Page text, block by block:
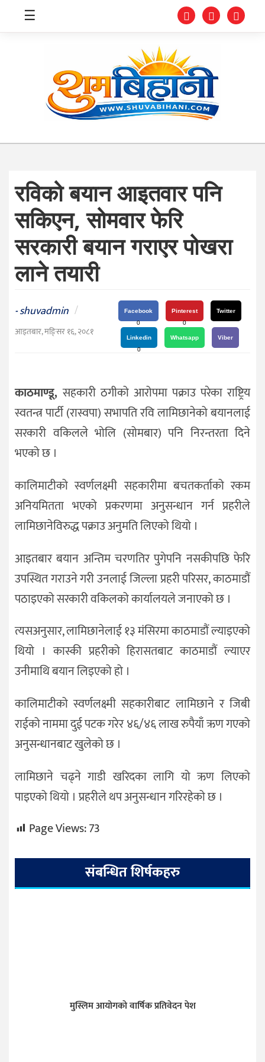
स्वास्थ्य
शिक्षा
संघीय
प्रविधि
जीवनशैली
दर्शन
संस्कृति
विचार
☰
रविको बयान आइतवार पनि
सकिएन, सोमवार फेरि
सरकारी बयान गराएर पोखरा
लाने तयारी
-shuvadmin /
आइतबार, मङि्सर १६, २०८१
Facebook
0
Pinterest
0
Twitter
Linkedin
0
Whatsapp Viber
काठमाण्डू,सहकारी ठगीको आरोपमा पक्राउ परेका राष्ट्रिय
स्वतन्त्र पार्टी (रास्वपा) सभापति रवि लामिछानेको बयानलाई
सरकारी वकिलले भोलि (सोमबार) पनि निरन्तरता दिने
भएको छ ।
कालिमाटीको स्वर्णलक्ष्मी सहकारीमा बचतकर्ताको रकम
अनियमितता भएको प्रकरणमा अनुसन्धान गर्न प्रहरीले
लामिछानेविरुद्ध पक्राउ अनुमति लिएको थियो ।
आइतबार बयान अन्तिम चरणतिर पुगेपनि नसकीपछि फेरि
उपस्थित गराउने गरी उनलाई जिल्ला प्रहरी परिसर, काठमाडौं
पठाइएको सरकारी वकिलको कार्यालयले जनाएको छ ।
त्यसअनुसार, लामिछानेलाई १३ मंसिरमा काठमाडौं ल्याइएको
थियो । कास्की प्रहरीको हिरासतबाट काठमाडौं ल्याएर
उनीमाथि बयान लिइएको हो ।
कालिमाटीको स्वर्णलक्ष्मी सहकारीबाट लामिछाने र जिबी
राईको नाममा दुई पटक गरेर ४६/४६ लाख रुपैयाँ ऋण गएको
अनुसन्धानबाट खुलेको छ ।
लामिछाने चढ्ने गाडी खरिदका लागि यो ऋण लिएको
पाइएको थियो । प्रहरीले थप अनुसन्धान गरिरहेको छ ।
Page Views:73
संबन्धित शिर्षकहरु
मुस्लिम आयोगकाे वार्षिक प्रतिवेदन पेश